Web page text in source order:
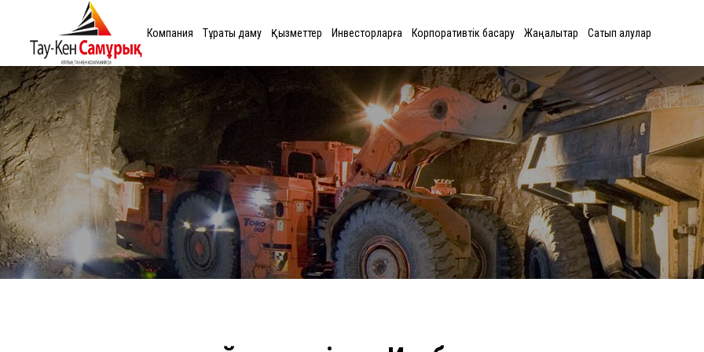
Компания Тұрақты даму Қызметтер Инвесторларға Корпоративтік басқару Жаңалықтар Сатып алулар